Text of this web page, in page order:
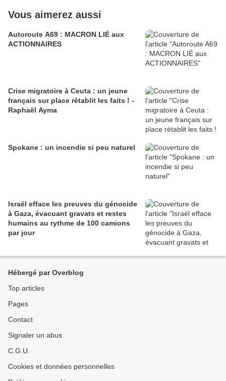
Vous aimerez aussi
Autoroute A69 : MACRON LIÉ aux
ACTIONNAIRES
Crise migratoire à Ceuta : un jeune
français sur place rétablit les faits ! -
Raphaël Ayma
Spokane : un incendie si peu naturel
Israël efface les preuves du génocide
à Gaza, évacuant gravats et restes
humains au rythme de 100 camions
par jour
Hébergé par Overblog
Top articles
Pages
Contact
Signaler un abus
C.G.U.
Cookies et données personnelles